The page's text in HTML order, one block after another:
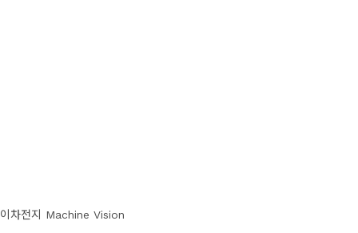
이차전지 Machine Vision